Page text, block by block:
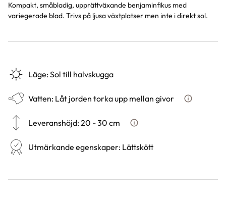
Kompakt, småbladig, upprättväxande benjaminfikus med
variegerade blad. Trivs på ljusa växtplatser men inte i direkt sol.
Läge:Sol till halvskugga
Vatten: Låt jorden torka upp mellan givor Hur ska du
Leveranshöjd:20 - 30 cm Hur vi mäter leveranshöjd på
Utmärkande egenskaper: Lättskött